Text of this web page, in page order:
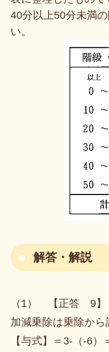
40分以上50分未満
い。
解答・解説
（1） 【正答 9】
加減乗除は乗除から
【与式】＝3-（-6）